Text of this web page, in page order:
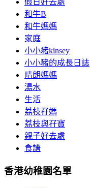
假日好去處
和牛B
和牛媽媽
家庭
小小豬kinsey
小小豬的成長日誌
晴朗媽媽
湯水
生活
荔枝孖媽
荔枝與孖寶
親子好去處
食譜
香港幼稚園名單